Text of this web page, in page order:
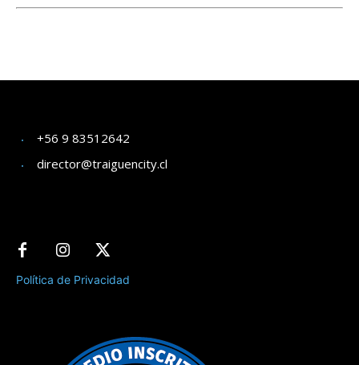
+56 9 83512642
director@traiguencity.cl
Política de Privacidad